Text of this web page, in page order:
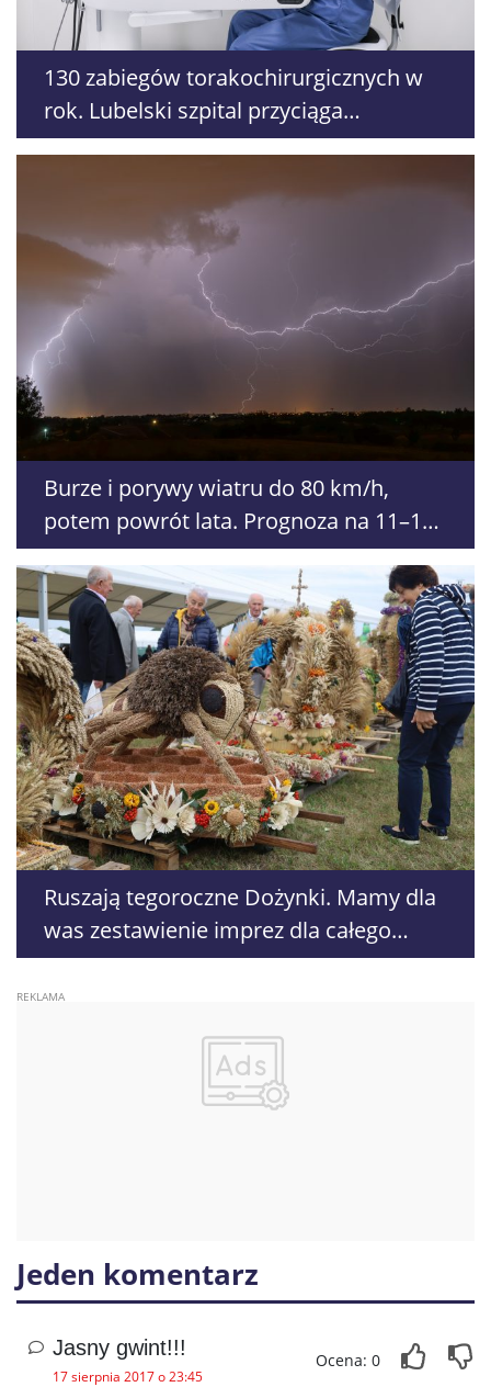
130 zabiegów torakochirurgicznych w
rok. Lubelski szpital przyciąga
pacjentów z kraju i zagranicy
Burze i porywy wiatru do 80 km/h,
potem powrót lata. Prognoza na 11–15
sierpnia
Ruszają tegoroczne Dożynki. Mamy dla
was zestawienie imprez dla całego
województwa
Jeden komentarz
Jasny gwint!!!
17 sierpnia 2017 o 23:45
Ocena: 0